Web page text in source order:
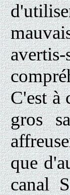
C'est à
gros
que
canal